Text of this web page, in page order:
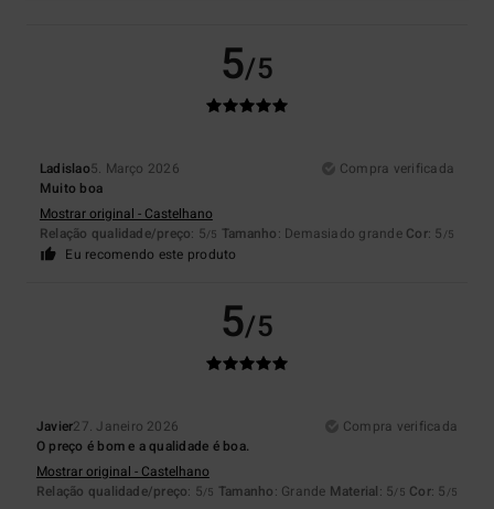
5/5
Ladislao5. Março 2026
Compra verificada
Muito boa
Mostrar original - Castelhano
Relação qualidade/preço: 5/5 Tamanho: Demasiado grande Cor: 5 /5
Eu recomendo este produto
5/5
Javier27. Janeiro 2026
Compra verificada
O preço é bom e a qualidade é boa.
Mostrar original - Castelhano
Relação qualidade/preço: 5/5 Tamanho: Grande Material: 5/5 Cor: 5 /5